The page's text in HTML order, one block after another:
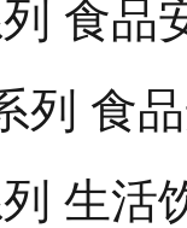
食品
列 食
生活